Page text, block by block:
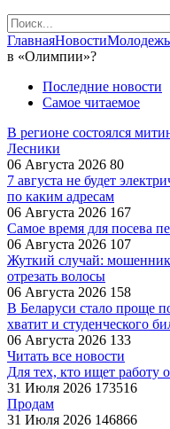
ГлавнаяНовостиМолодежь
в «Олимпии»?
Последние новости
Самое читаемое
В регионе состоялся
Лесники
06 Августа 2026 80
7 августа не будет
по каким адресам
06 Августа 2026 167
Самое время для посева
06 Августа 2026 107
Жуткий случай:
отрезать волосы
06 Августа 2026 158
В Беларуси стало проще
хватит и студенческого
06 Августа 2026 133
Читать все новости
Для тех, кто ищет работу
31 Июля 2026 173516
Продам
31 Июля 2026 146866